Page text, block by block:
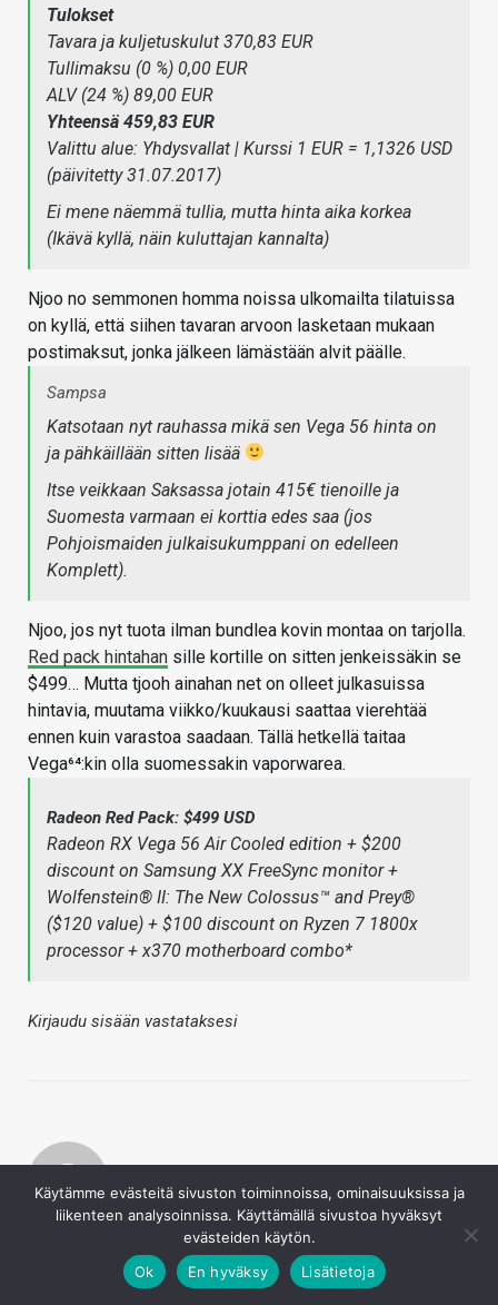
Tulokset
Tavara ja kuljetuskulut 370,83 EUR
Tullimaksu (0 %) 0,00 EUR
ALV (24 %) 89,00 EUR
Yhteensä 459,83 EUR
Valittu alue: Yhdysvallat | Kurssi 1 EUR = 1,1326 USD
(päivitetty 31.07.2017)
Ei mene näemmä tullia, mutta hinta aika korkea
(Ikävä kyllä, näin kuluttajan kannalta)
Njoo no semmonen homma noissa ulkomailta tilatuissa
on kyllä, että siihen tavaran arvoon lasketaan mukaan
postimaksut, jonka jälkeen lämästään alvit päälle.
Sampsa
Katsotaan nyt rauhassa mikä sen Vega 56 hinta on
ja pähkäillään sitten lisää
Itse veikkaan Saksassa jotain 415€ tienoille ja
Suomesta varmaan ei korttia edes saa (jos
Pohjoismaiden julkaisukumppani on edelleen
Komplett).
Njoo, jos nyt tuota ilman bundlea kovin montaa on tarjolla.
Red pack hintahan sille kortille on sitten jenkeissäkin se
$499… Mutta tjooh ainahan net on olleet julkasuissa
hintavia, muutama viikko/kuukausi saattaa vierehtää
ennen kuin varastoa saadaan. Tällä hetkellä taitaa
Vega⁶⁴:kin olla suomessakin vaporwarea.
Radeon Red Pack: $499 USD
Radeon RX Vega 56 Air Cooled edition + $200
discount on Samsung XX FreeSync monitor +
Wolfenstein® II: The New Colossus™ and Prey®
($120 value) + $100 discount on Ryzen 7 1800x
processor + x370 motherboard combo*
Kirjaudu sisään vastataksesi
Käytämme evästeitä sivuston toiminnoissa, ominaisuuksissa ja
liikenteen analysoinnissa. Käyttämällä sivustoa hyväksyt
evästeiden käytön.
Ok
En hyväksy Lisätietoja